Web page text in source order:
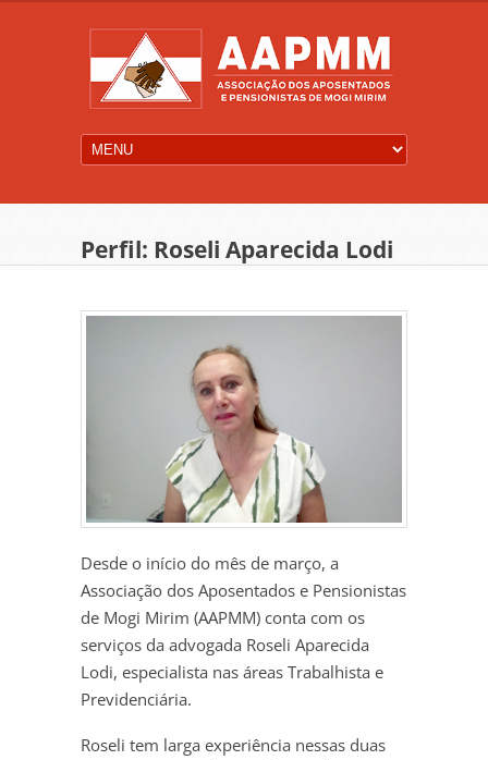
Perfil: Roseli Aparecida Lodi
Desde o início do mês de março, a
Associação dos Aposentados e Pensionistas
de Mogi Mirim (AAPMM) conta com os
serviços da advogada Roseli Aparecida
Lodi, especialista nas áreas Trabalhista e
Previdenciária.
Roseli tem larga experiência nessas duas